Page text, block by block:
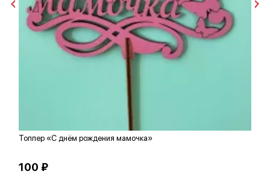
Топпер «С днём рождения мамочка»
100 ₽